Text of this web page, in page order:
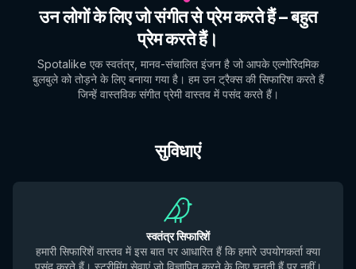
उन लोगों के लिए जो संगीत से प्रेम करते हैं – बहुत
प्रेम करते हैं।
Spotalike एक स्वतंत्र, मानव-संचालित इंजन है जो आपके एल्गोरिदमिक
बुलबुले को तोड़ने के लिए बनाया गया है। हम उन ट्रैक्स की सिफारिश करते हैं
जिन्हें वास्तविक संगीत प्रेमी वास्तव में पसंद करते हैं।
सुविधाएं
स्वतंत्र सिफारिशें
हमारी सिफारिशें वास्तव में इस बात पर आधारित हैं कि हमारे उपयोगकर्ता क्या
पसंद करते हैं। स्ट्रीमिंग सेवाएं जो विज्ञापित करने के लिए चुनती हैं पर नहीं।